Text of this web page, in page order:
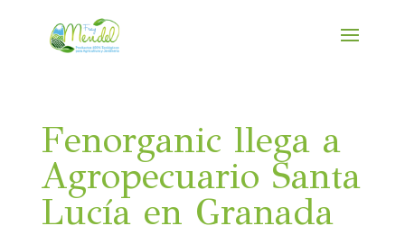
Fenorganic llega a
Agropecuario Santa
Lucía en Granada